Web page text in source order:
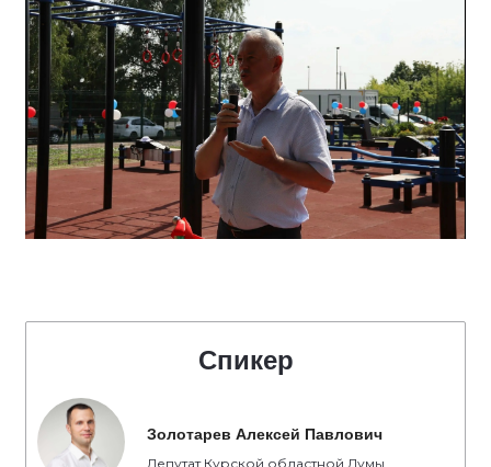
Спикер
Золотарев Алексей Павлович
Депутат Курской областной Думы